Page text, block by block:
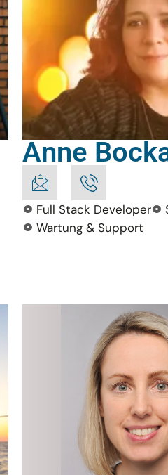
Anne
Full Stack Developer
Wartung & Support